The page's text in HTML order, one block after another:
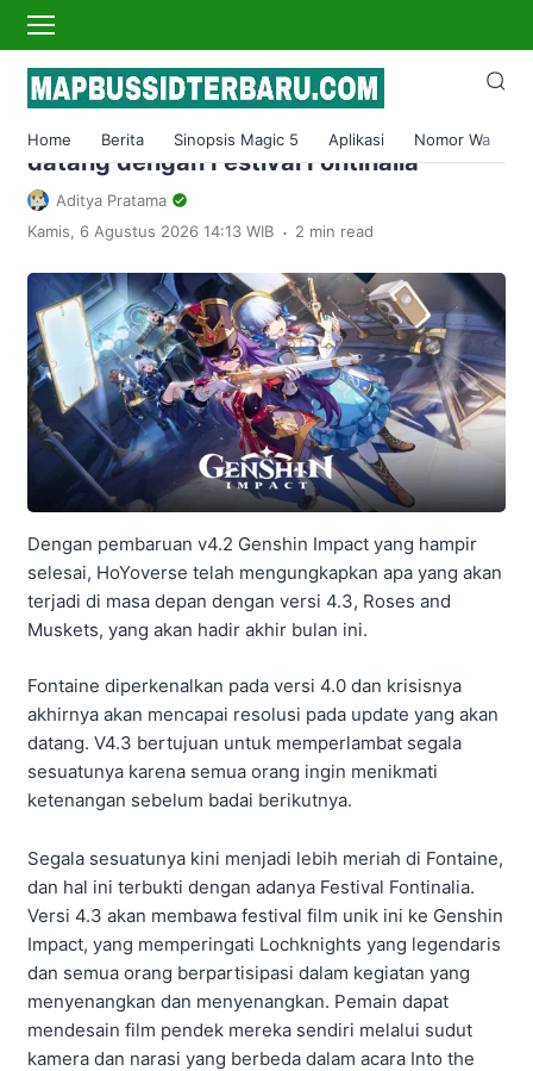
Home Berita Sinopsis Magic 5 Aplikasi Nomor Wa
Home›Game
Genshin Impact memudahkan banyak
hal dalam pembaruan v4.3 yang akan
datang dengan Festival Fontinalia
Aditya Pratama
Kamis, 6 Agustus 2026 14:13 WIB . 2 min read
Dengan pembaruan v4.2 Genshin Impact yang hampir
selesai, HoYoverse telah mengungkapkan apa yang akan
terjadi di masa depan dengan versi 4.3, Roses and
Muskets, yang akan hadir akhir bulan ini.
Fontaine diperkenalkan pada versi 4.0 dan krisisnya
akhirnya akan mencapai resolusi pada update yang akan
datang. V4.3 bertujuan untuk memperlambat segala
sesuatunya karena semua orang ingin menikmati
ketenangan sebelum badai berikutnya.
Segala sesuatunya kini menjadi lebih meriah di Fontaine,
dan hal ini terbukti dengan adanya Festival Fontinalia.
Versi 4.3 akan membawa festival film unik ini ke Genshin
Impact, yang memperingati Lochknights yang legendaris
dan semua orang berpartisipasi dalam kegiatan yang
menyenangkan dan menyenangkan. Pemain dapat
mendesain film pendek mereka sendiri melalui sudut
kamera dan narasi yang berbeda dalam acara Into the